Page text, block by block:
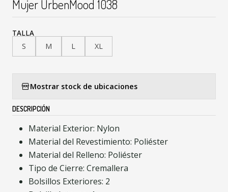
Mujer UrbenMood 1038
TALLA
S
M L XL
Mostrar stock de ubicaciones
DESCRIPCIÓN
Material Exterior: Nylon
Material del Revestimiento: Poliéster
Material del Relleno: Poliéster
Tipo de Cierre: Cremallera
Bolsillos Exteriores: 2